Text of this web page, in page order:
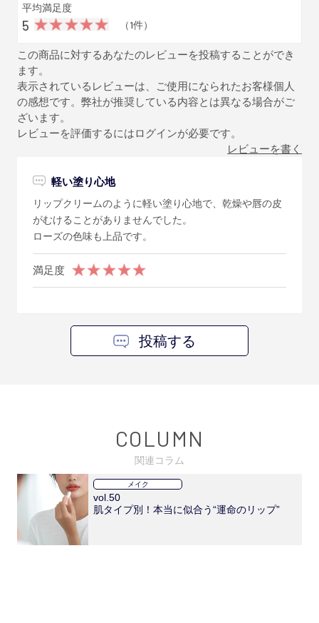
平均満足度
5 （1件）
この商品に対するあなたのレビューを投稿することができ
ます。
表示されているレビューは、ご使用になられたお客様個人
の感想です。弊社が推奨している内容とは異なる場合がご
ざいます。
レビューを評価するにはログインが必要です。
レビューを書く
軽い塗り心地
リップクリームのように軽い塗り心地で、乾燥や唇の皮
がむけることがありませんでした。
ローズの色味も上品です。
満足度
投稿する
COLUMN
関連コラム
メイク
vol.50
肌タイプ別！本当に似合う“運命のリップ”